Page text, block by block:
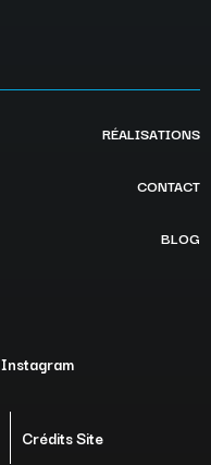
RÉALISATIONS
CONTACT
BLOG
Instagram
Crédits Site